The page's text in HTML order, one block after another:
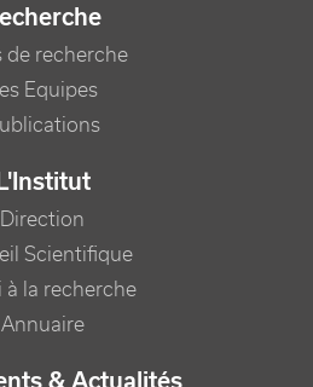
de recherche
Equipes
L'Institut
Direction
Scientifique
à la recherche
Annuaire
& Actualités